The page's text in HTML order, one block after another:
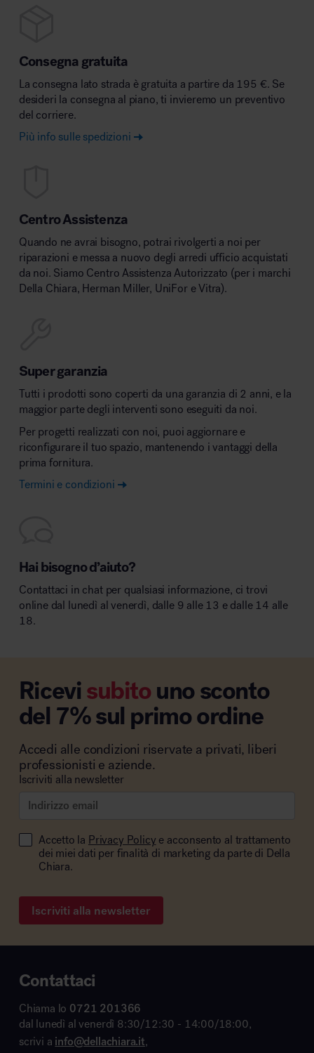
Consegna gratuita
La consegna lato strada è gratuita a partire da 195 €. Se
desideri la consegna al piano, ti invieremo un preventivo
del corriere.
Più info sulle spedizioni
Centro Assistenza
Quando ne avrai bisogno, potrai rivolgerti a noi per
riparazioni e messa a nuovo degli arredi ufficio acquistati
da noi. Siamo Centro Assistenza Autorizzato (per i marchi
Della Chiara, Herman Miller, UniFor e Vitra).
Super garanzia
Tutti i prodotti sono coperti da una garanzia di 2 anni, e la
maggior parte degli interventi sono eseguiti da noi.
Per progetti realizzati con noi, puoi aggiornare e
riconfigurare il tuo spazio, mantenendo i vantaggi della
prima fornitura.
Termini e condizioni
Hai bisogno d’aiuto?
Contattaci in chat per qualsiasi informazione, ci trovi
online dal lunedì al venerdì, dalle 9 alle 13 e dalle 14 alle
18.
Ricevisubitouno sconto
del 7% sul primo ordine
Accedi alle condizioni riservate a privati, liberi
professionisti e aziende.
Iscriviti alla newsletter
Accetto la Privacy Policy e acconsento al trattamento
dei miei dati per finalità di marketing da parte di Della
Chiara.
Iscriviti alla newsletter
Contattaci
Chiama lo 0721 201366
dal lunedì al venerdì 8:30/12:30 - 14:00/18:00,
scrivi a info@dellachiara.it,